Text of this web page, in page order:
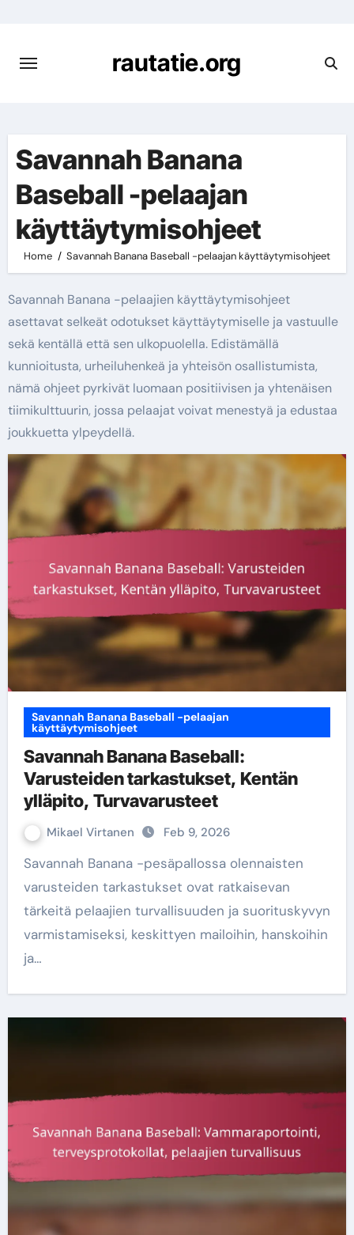
content
rautatie.org
Savannah Banana
Baseball -pelaajan
käyttäytymisohjeet
Home Savannah Banana Baseball -pelaajan käyttäytymisohjeet
Savannah Banana -pelaajien käyttäytymisohjeet
asettavat selkeät odotukset käyttäytymiselle ja vastuulle
sekä kentällä että sen ulkopuolella. Edistämällä
kunnioitusta, urheiluhenkeä ja yhteisön osallistumista,
nämä ohjeet pyrkivät luomaan positiivisen ja yhtenäisen
tiimikulttuurin, jossa pelaajat voivat menestyä ja edustaa
joukkuetta ylpeydellä.
Savannah Banana Baseball -pelaajan
käyttäytymisohjeet
Savannah Banana Baseball:
Varusteiden tarkastukset, Kentän
ylläpito, Turvavarusteet
Mikael Virtanen Feb 9, 2026
Savannah Banana -pesäpallossa olennaisten
varusteiden tarkastukset ovat ratkaisevan
tärkeitä pelaajien turvallisuuden ja suorituskyvyn
varmistamiseksi, keskittyen mailoihin, hanskoihin
ja…